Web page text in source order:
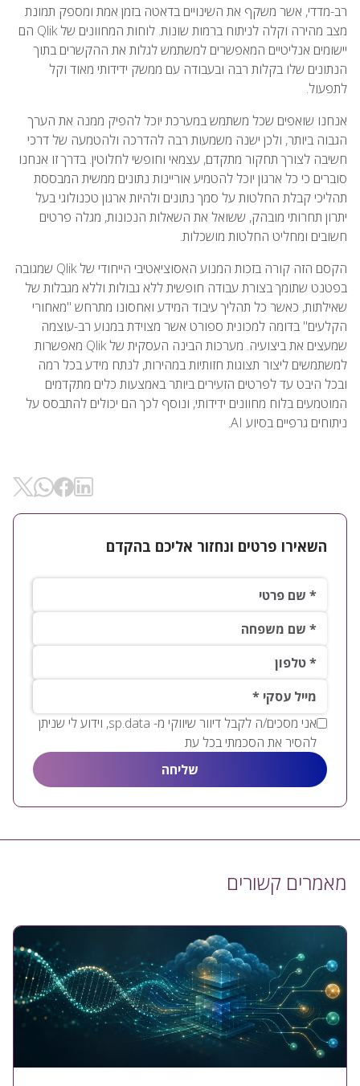
רב-מדדי, אשר משקף את השינויים בדאטה בזמן אמת ומספק תמונת
מצב מהירה וקלה לניתוח ברמות שונות. לוחות המחוונים של Qlik הם
יישומים אנליטיים המאפשרים למשתמש לגלות את ההקשרים בתוך
הנתונים שלו בקלות רבה ובעבודה עם ממשק ידידותי מאוד וקל
לתפעול.
אנחנו שואפים שכל משתמש במערכת יוכל להפיק ממנה את הערך
הגבוה ביותר, ולכן ישנה משמעות רבה להדרכה ולהטמעה של דרכי
חשיבה לצורך תחקור מתקדם, עצמאי וחופשי לחלוטין. בדרך זו אנחנו
סוברים כי כל ארגון יוכל להטמיע אוריינות נתונים ממשית המבססת
תהליכי קבלת החלטות על סמך נתונים ולהיות ארגון טכנולוגי בעל
יתרון תחרותי מובהק, ששואל את השאלות הנכונות, מגלה פרטים
חשובים ומחליט החלטות מושכלות.
הקסם הזה קורה בזכות המנוע האסוציאטיבי הייחודי של Qlik שמגובה
בפטנט שתומך בצורת עבודה חופשית ללא גבולות וללא מגבלות של
שאילתות, כאשר כל תהליך עיבוד המידע ואחסונו מתרחש "מאחורי
הקלעים" בדומה למכונית ספורט אשר מצוידת במנוע רב-עוצמה
שמעצים את ביצועיה. מערכות הבינה העסקית של Qlik מאפשרות
למשתמשים ליצור תצוגות חזותיות במהירות, לנתח מידע בכל רמה
ובכל היבט עד לפרטים הזעירים ביותר באמצעות כלים מתקדמים
המוטמעים בלוח מחוונים ידידותי, ונוסף לכך הם יכולים להתבסס על
ניתוחים גרפיים בסיוע AI.
השאירו פרטים ונחזור אליכם בהקדם
שם פרטי*
שם משפחה*
טלפון*
*מייל עסקי
אני מסכים/ה לקבל דיוור שיווקי מ- sp.data, וידוע לי שניתן
להסיר את הסכמתי בכל עת
מאמרים קשורים